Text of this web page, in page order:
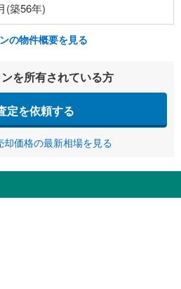
(築56年)
の物件概要を見る
を所有されている方
定を依頼する
却価格の最新相場を見る